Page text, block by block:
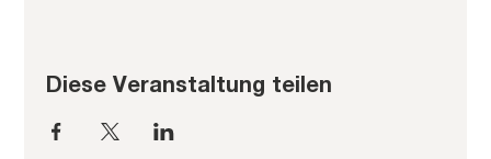
Diese Veranstaltung teilen